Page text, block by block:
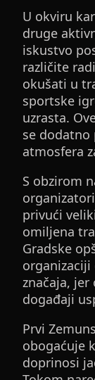
U okviru
druge
iskustvo
različite
okušati u
sportske
uzrasta.
se dodatno
atmosfera
S obzirom
privući
omiljena
Gradske
značaja, jer
događaji
Prvi
obogaćuje
doprinosi